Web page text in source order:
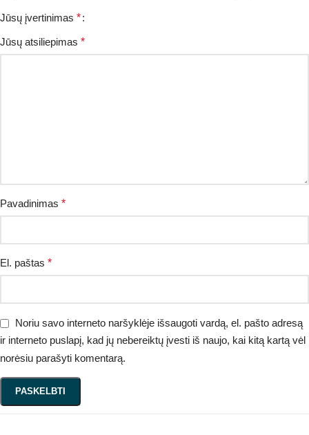
Jūsų įvertinimas *
Jūsų atsiliepimas *
Pavadinimas *
El. paštas *
Noriu savo interneto naršyklėje išsaugoti vardą, el. pašto adresą
ir interneto puslapį, kad jų nebereiktų įvesti iš naujo, kai kitą kartą vėl
norėsiu parašyti komentarą.